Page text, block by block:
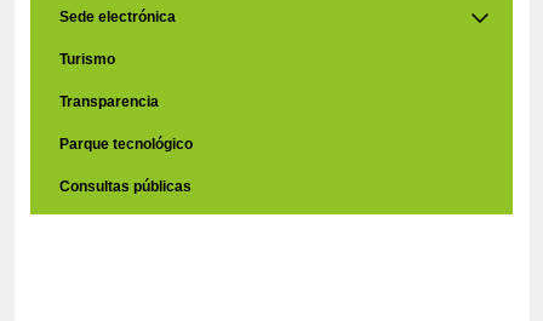
Sede electrónica
Turismo
Transparencia
Parque tecnológico
Consultas públicas